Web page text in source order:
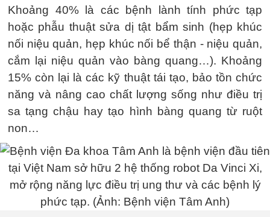
Khoảng 40% là các bệnh lành tính phức tạp
hoặc phẫu thuật sửa dị tật bẩm sinh (hẹp khúc
nối niệu quản, hẹp khúc nối bể thận - niệu quản,
cắm lại niệu quản vào bàng quang…). Khoảng
15% còn lại là các kỹ thuật tái tạo, bảo tồn chức
năng và nâng cao chất lượng sống như điều trị
sa tạng chậu hay tạo hình bàng quang từ ruột
non…